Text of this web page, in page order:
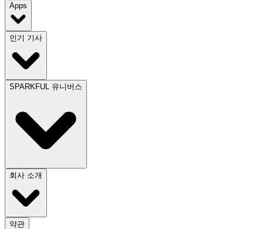
Apps
인기 기사
SPARKFUL 유니버스
회사 소개
약관